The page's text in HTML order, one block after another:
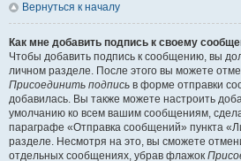
Вернуться к началу
Как мне добавить подпись к своему
Чтобы добавить подпись к сообщению, вы
личном разделе. После этого вы можете
Присоединить подпись в форме отправки
добавилась. Вы также можете настроить
умолчанию ко всем вашим сообщениям,
параграфе «Отправка сообщений» пункта
разделе. Несмотря на это, вы сможете
отдельных сообщениях, убрав флажок